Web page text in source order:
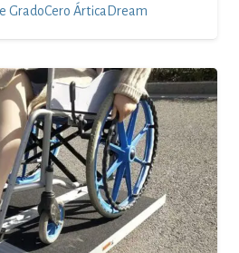
GradoCero ÁrticaDream